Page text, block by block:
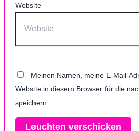
Website
Meinen Namen, meine E-Mail-
Website in diesem Browser für die
speichern.